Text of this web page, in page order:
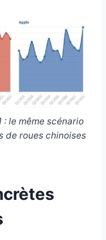
le même scénario
de roues chinoises